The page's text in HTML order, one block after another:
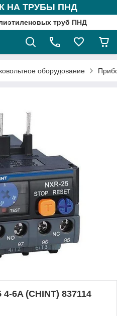
НА ТРУБЫ ПНД
труб ПНД
оборудование
6A (CHINT) 837114